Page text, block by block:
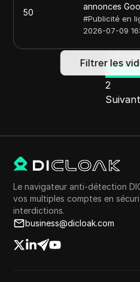
Filtrer les
50
annonces
#Publicité en
2026-07-09
2
Suivant
Le navigateur anti-détection
vos multiples comptes en
interdictions.
business@dicloak.com